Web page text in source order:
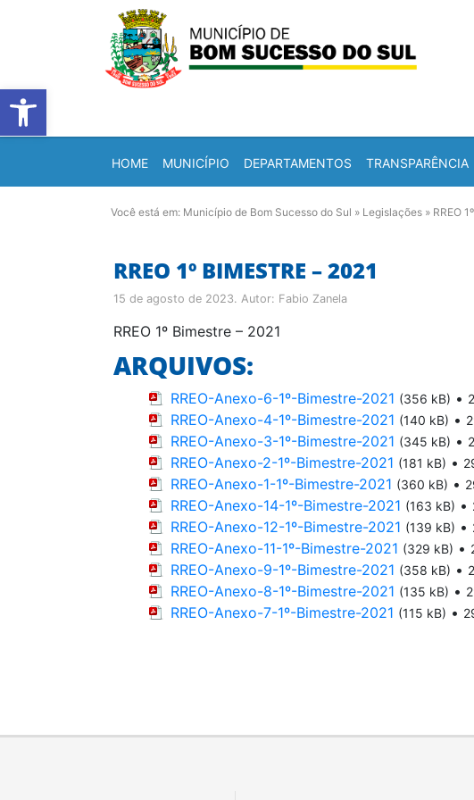
Barra de Ferramentas Aberta
HOME MUNICÍPIO DEPARTAMENTOS TRANSPARÊNCIA
Você está em: Município de Bom Sucesso do Sul » Legislações » RREO
RREO 1º BIMESTRE – 2021
15 de agosto de 2023. Autor: Fabio Zanela
RREO 1º Bimestre – 2021
ARQUIVOS:
RREO-Anexo-6-1º-Bimestre-2021 (356 kB) •
RREO-Anexo-4-1º-Bimestre-2021 (140 kB) •
RREO-Anexo-3-1º-Bimestre-2021 (345 kB) •
RREO-Anexo-2-1º-Bimestre-2021 (181 kB) •
RREO-Anexo-1-1º-Bimestre-2021 (360 kB) •
RREO-Anexo-14-1º-Bimestre-2021 (163 kB) •
RREO-Anexo-12-1º-Bimestre-2021 (139 kB) •
RREO-Anexo-11-1º-Bimestre-2021 (329 kB) •
RREO-Anexo-9-1º-Bimestre-2021 (358 kB) •
RREO-Anexo-8-1º-Bimestre-2021 (135 kB) •
RREO-Anexo-7-1º-Bimestre-2021 (115 kB) •